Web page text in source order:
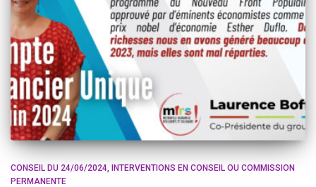
CONSEIL DU 24/06/2024 INTERVENTIONS EN CONSEIL OU COMMISSION
PERMANENTE